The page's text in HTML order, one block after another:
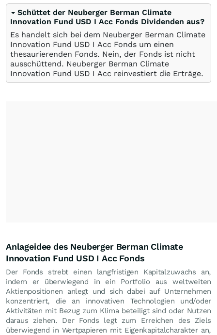
Schüttet der Neuberger Berman Climate
Innovation Fund USD I Acc Fonds Dividenden aus?
Es handelt sich bei dem Neuberger Berman Climate
Innovation Fund USD I Acc Fonds um einen
thesaurierenden Fonds. Nein, der Fonds ist nicht
ausschüttend. Neuberger Berman Climate
Innovation Fund USD I Acc reinvestiert die Erträge.
Anlageidee des Neuberger Berman Climate
Innovation Fund USD I Acc Fonds
Der Fonds strebt einen langfristigen Kapitalzuwachs an,
indem er überwiegend in ein Portfolio aus weltweiten
Aktienpositionen anlegt und sich dabei auf Unternehmen
konzentriert, die an innovativen Technologien und/oder
Aktivitäten mit Bezug zum Klima beteiligt sind oder Nutzen
daraus ziehen. Der Fonds legt zum Erreichen des Ziels
überwiegend in Wertpapieren mit Eigenkapitalcharakter an,